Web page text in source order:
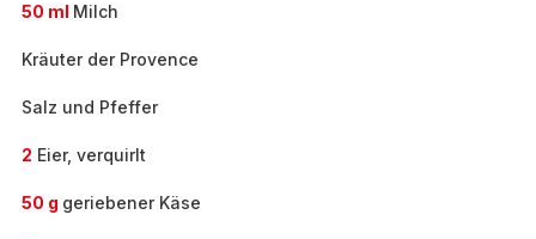
50 ml Milch
Kräuter der Provence
Salz und Pfeffer
2 Eier, verquirlt
50 g geriebener Käse